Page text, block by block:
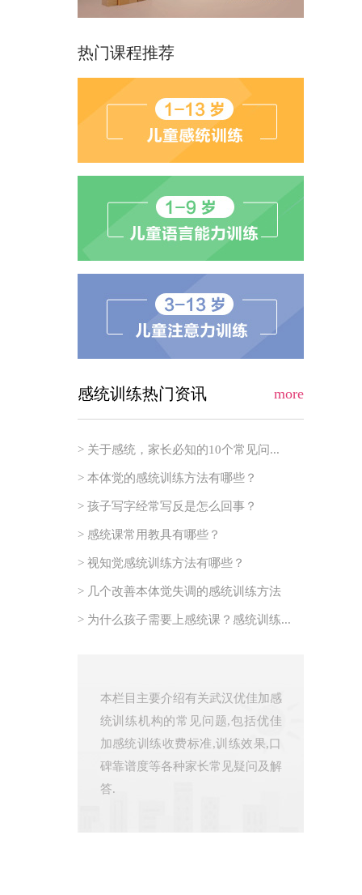
热门课程推荐
感统训练热门资讯 more
> 关于感统，家长必知的10个常见问...
> 本体觉的感统训练方法有哪些？
> 孩子写字经常写反是怎么回事？
> 感统课常用教具有哪些？
> 视知觉感统训练方法有哪些？
> 几个改善本体觉失调的感统训练方法
> 为什么孩子需要上感统课？感统训练...
本栏目主要介绍有关武汉优佳加感
统训练机构的常见问题,包括优佳
加感统训练收费标准,训练效果,口
碑靠谱度等各种家长常见疑问及解
答.